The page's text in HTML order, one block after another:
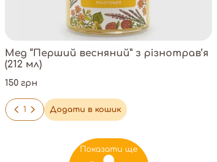
Мед “Перший весняний” з різнотрав’я
(212 мл)
150 грн
- + Додати в кошик
Показати ще